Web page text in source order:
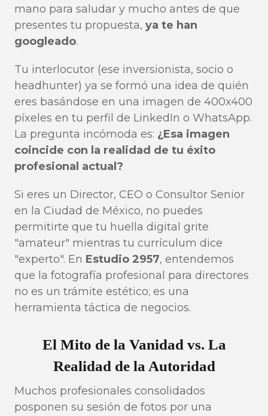
mano para saludar y mucho antes de que
presentes tu propuesta, ya te han
googleado.
Tu interlocutor (ese inversionista, socio o
headhunter) ya se formó una idea de quién
eres basándose en una imagen de 400x400
píxeles en tu perfil de LinkedIn o WhatsApp.
La pregunta incómoda es: ¿Esa imagen
coincide con la realidad de tu éxito
profesional actual?
Si eres un Director, CEO o Consultor Senior
en la Ciudad de México, no puedes
permitirte que tu huella digital grite
"amateur" mientras tu currículum dice
"experto". En Estudio 2957, entendemos
que la fotografía profesional para directores
no es un trámite estético; es una
herramienta táctica de negocios.
El Mito de la Vanidad vs. La
Realidad de la Autoridad
Muchos profesionales consolidados
posponen su sesión de fotos por una